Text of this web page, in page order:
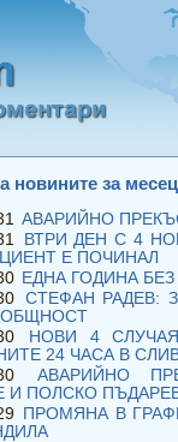
новините за
АВАРИЙНО
ВТРИ ДЕН С 4
Е ПОЧИНАЛ
ЕДНА ГОДИНА
СТЕФАН РАДЕВ:
ОБЩНОСТ
НОВИ 4
24 ЧАСА В
АВАРИЙНО
И ПОЛСКО
ПРОМЯНА В